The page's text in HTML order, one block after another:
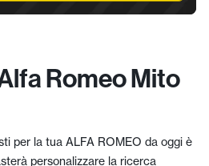
Romeo Mito
per la tua ALFA ROMEO da oggi è
personalizzare la ricerca